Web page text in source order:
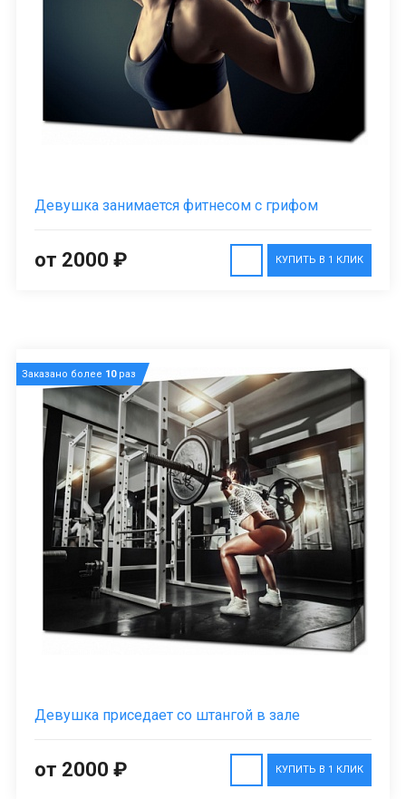
Девушка занимается фитнесом с грифом
КУПИТЬ В 1 КЛИК
от 2000 ₽
Заказано более 10раз
Девушка приседает со штангой в зале
КУПИТЬ В 1 КЛИК
от 2000 ₽